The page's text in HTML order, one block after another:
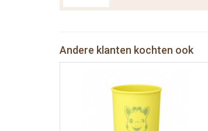
Andere klanten kochten ook